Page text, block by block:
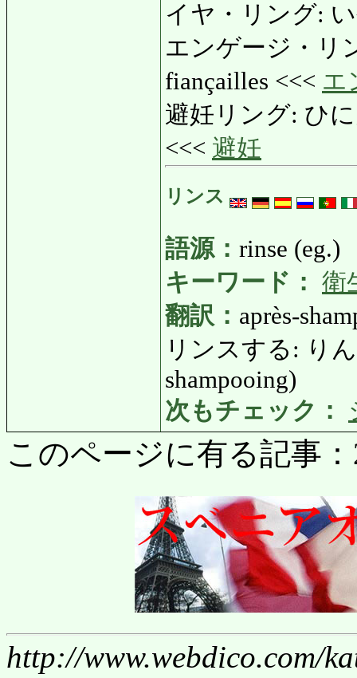
イヤ・リング:
エンゲージ・リ
fiançailles <<< エ
避妊リング: ひ
<<< 避妊
リンス
語源： rinse (eg.)
キーワード： 衛
翻訳： après-
リンスする: り
shampooing)
次もチェック：
このページに有る記事
http://www.webdico.com/